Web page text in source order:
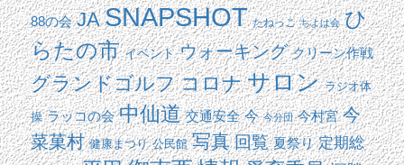
88の会 JA SNAPSHOT たねっこ ちよは会 ひ
らたの市 イベント ウォーキング クリーン作戦
グランドゴルフ コロナ サロン ラジオ体
操 ラッコの会 中仙道 交通安全 今 今分団 今村宮 今
菜菓村 健康まつり 公民館 写真 回覧 夏祭り 定期総